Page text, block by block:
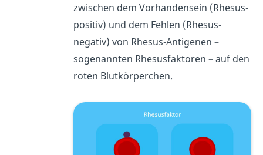
zwischen dem Vorhandensein (Rhesus-
positiv) und dem Fehlen (Rhesus-
negativ) von Rhesus-Antigenen –
sogenannten Rhesusfaktoren – auf den
roten Blutkörperchen.